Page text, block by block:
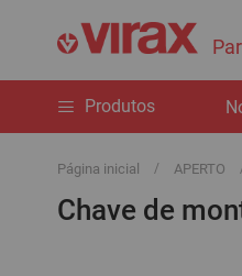
Produtos
Página inicial APERTO
Chave de